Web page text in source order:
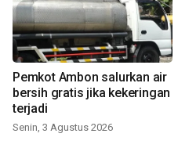
Pemkot Ambon salurkan air
bersih gratis jika kekeringan
terjadi
Senin, 3 Agustus 2026